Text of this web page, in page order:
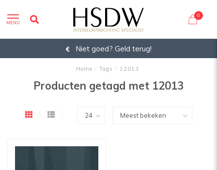
MENU
0
Niet goed? Geld terug!
Home / Tags / 12013
Producten getagd met 12013